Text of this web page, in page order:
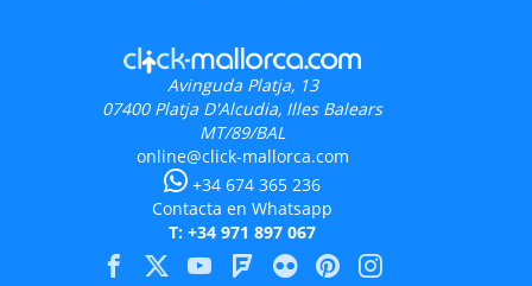
Avinguda Platja, 13
07400 Platja D'Alcudia, Illes Balears
MT/89/BAL
online@click-mallorca.com
+34 674 365 236
Contacta en Whatsapp
T: +34 971 897 067